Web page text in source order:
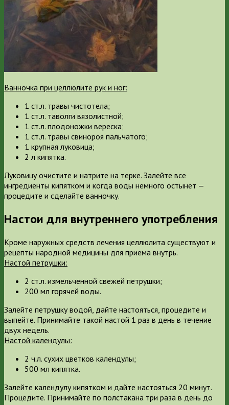
Ванночка при целлюлите рук и ног:
1 ст.л. травы чистотела;
1 ст.л. таволги вязолистной;
1 ст.л. плодоножки вереска;
1 ст.л. травы свинороя пальчатого;
1 крупная луковица;
2 л кипятка.
Луковицу очистите и натрите на терке. Залейте все
ингредиенты кипятком и когда воды немного остынет —
процедите и сделайте ванночку.
Настои для внутреннего употребления
Кроме наружных средств лечения целлюлита существуют и
рецепты народной медицины для приема внутрь.
Настой петрушки:
2 ст.л. измельченной свежей петрушки;
200 мл горячей воды.
Залейте петрушку водой, дайте настояться, процедите и
выпейте. Принимайте такой настой 1 раз в день в течение
двух недель.
Настой календулы:
2 ч.л. сухих цветков календулы;
500 мл кипятка.
Залейте календулу кипятком и дайте настояться 20 минут.
Процедите. Принимайте по полстакана три раза в день до